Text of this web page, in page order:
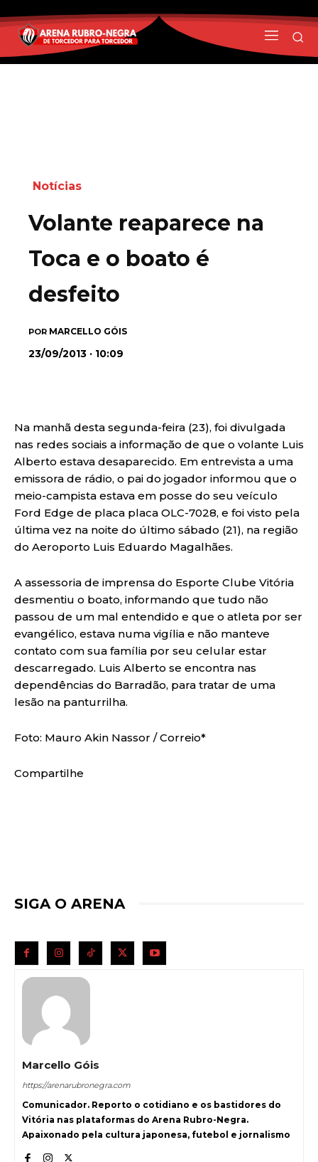
Notícias
Volante reaparece na
Toca e o boato é
desfeito
POR MARCELLO GÓIS
23/09/2013 · 10:09
Na manhã desta segunda-feira (23), foi divulgada
nas redes sociais a informação de que o volante Luis
Alberto estava desaparecido. Em entrevista a uma
emissora de rádio, o pai do jogador informou que o
meio-campista estava em posse do seu veículo
Ford Edge de placa placa OLC-7028, e foi visto pela
última vez na noite do último sábado (21), na região
do Aeroporto Luis Eduardo Magalhães.
A assessoria de imprensa do Esporte Clube Vitória
desmentiu o boato, informando que tudo não
passou de um mal entendido e que o atleta por ser
evangélico, estava numa vigília e não manteve
contato com sua família por seu celular estar
descarregado. Luis Alberto se encontra nas
dependências do Barradão, para tratar de uma
lesão na panturrilha.
Foto: Mauro Akin Nassor / Correio*
Compartilhe
SIGA O ARENA
Marcello Góis
https://arenarubronegra.com
Comunicador. Reporto o cotidiano e os bastidores do
Vitória nas plataformas do Arena Rubro-Negra.
Apaixonado pela cultura japonesa, futebol e jornalismo